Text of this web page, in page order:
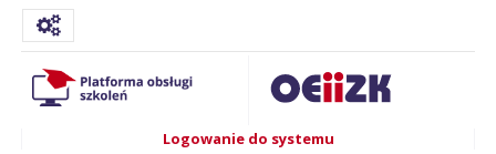
Logowanie do systemu